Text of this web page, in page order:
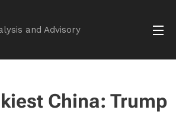
and Advisory
China: Trump